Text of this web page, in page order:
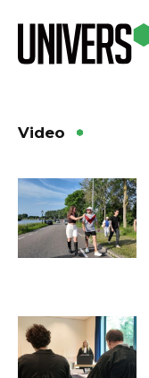
Video